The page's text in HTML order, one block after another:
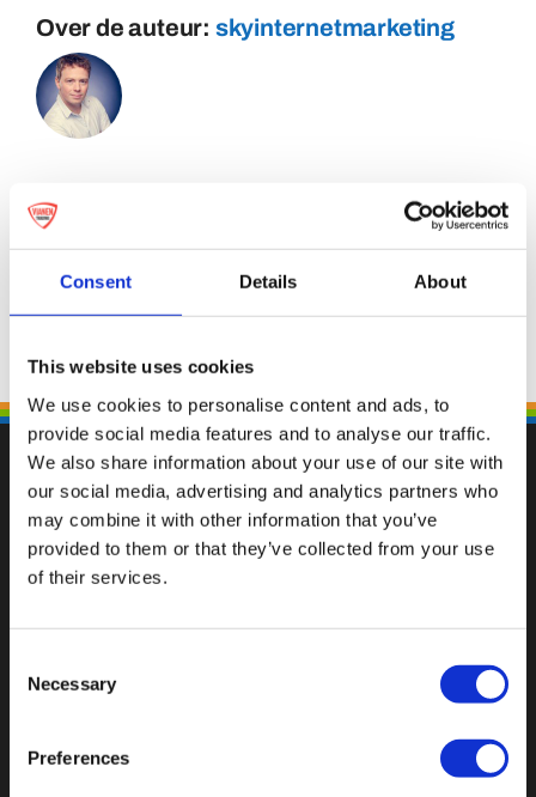
Consent Details About
This website uses cookies
We use cookies to personalise content and ads, to
provide social media features and to analyse our traffic.
We also share information about your use of our site with
our social media, advertising and analytics partners who
may combine it with other information that you’ve
provided to them or that they’ve collected from your use
of their services.
Selection
Necessary
Preferences
Over de auteur: skyinternetmarketing
Fallen Sie mit einzigartigen